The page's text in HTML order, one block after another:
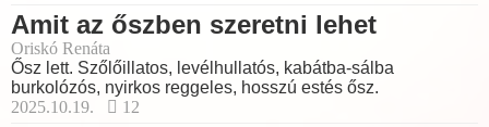
Amit az őszben szeretni lehet
Oriskó Renáta
Ősz lett. Szőlőillatos, levélhullatós, kabátba-sálba
burkolózós, nyirkos reggeles, hosszú estés ősz.
2025.10.19.
12